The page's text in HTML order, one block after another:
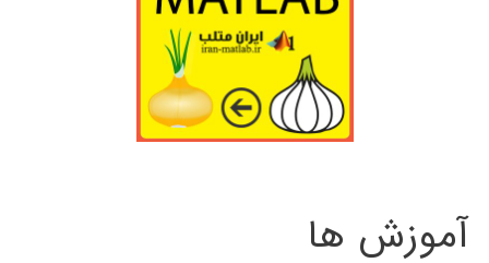
آموزش ها